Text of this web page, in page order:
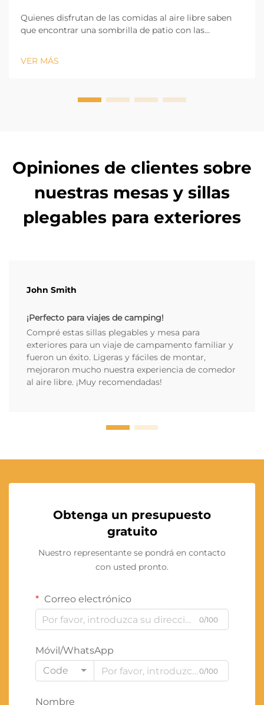
Quienes disfrutan de las comidas al aire libre saben
que encontrar una sombrilla de patio con las
un juego de comedor para 4 personas puede ser un
desafío. Si la sombrilla es demasiado pequeña, partes
VER MÁS
Opiniones de clientes sobre
nuestras mesas y sillas
plegables para exteriores
John Smith
¡Perfecto para viajes de camping!
Compré estas sillas plegables y mesa para
exteriores para un viaje de campamento familiar y
fueron un éxito. Ligeras y fáciles de montar,
mejoraron mucho nuestra experiencia de comedor
al aire libre. ¡Muy recomendadas!
Obtenga un presupuesto
gratuito
Nuestro representante se pondrá en contacto
con usted pronto.
Correo electrónico
0/100
Móvil/WhatsApp
Code
0/100
Nombre